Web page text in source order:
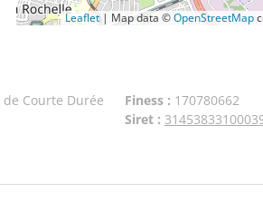
Leaflet| Map data ©OpenStreetMap
Courte Durée
Finess : 170780662
Siret :